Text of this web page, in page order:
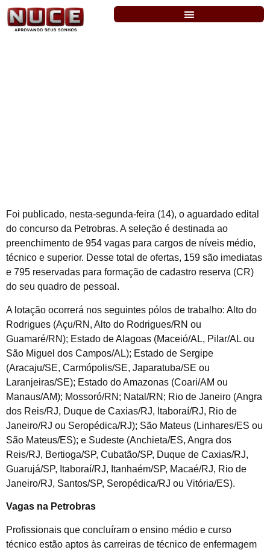
Foi publicado, nesta-segunda-feira (14), o aguardado edital
do concurso da Petrobras. A seleção é destinada ao
preenchimento de 954 vagas para cargos de níveis médio,
técnico e superior. Desse total de ofertas, 159 são imediatas
e 795 reservadas para formação de cadastro reserva (CR)
do seu quadro de pessoal.
A lotação ocorrerá nos seguintes pólos de trabalho: Alto do
Rodrigues (Açu/RN, Alto do Rodrigues/RN ou
Guamaré/RN); Estado de Alagoas (Maceió/AL, Pilar/AL ou
São Miguel dos Campos/AL); Estado de Sergipe
(Aracaju/SE, Carmópolis/SE, Japaratuba/SE ou
Laranjeiras/SE); Estado do Amazonas (Coari/AM ou
Manaus/AM); Mossoró/RN; Natal/RN; Rio de Janeiro (Angra
dos Reis/RJ, Duque de Caxias/RJ, Itaboraí/RJ, Rio de
Janeiro/RJ ou Seropédica/RJ); São Mateus (Linhares/ES ou
São Mateus/ES); e Sudeste (Anchieta/ES, Angra dos
Reis/RJ, Bertioga/SP, Cubatão/SP, Duque de Caxias/RJ,
Guarujá/SP, Itaboraí/RJ, Itanhaém/SP, Macaé/RJ, Rio de
Janeiro/RJ, Santos/SP, Seropédica/RJ ou Vitória/ES).
Vagas na Petrobras
Profissionais que concluíram o ensino médio e curso
técnico estão aptos às carreiras de técnico de enfermagem